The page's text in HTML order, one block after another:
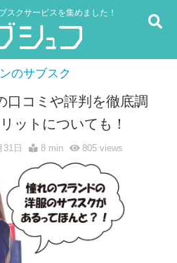
スクサービスを集めました！
のサブスク
口コミや評判を徹底調
ットについても！
31日 8 min 805views